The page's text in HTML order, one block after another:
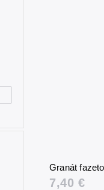
Granát
7,40 €